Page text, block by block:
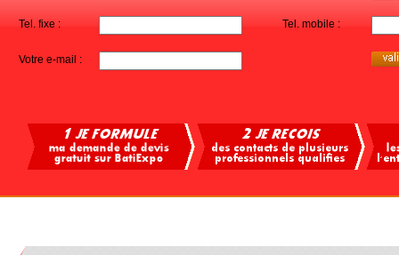
Tel. fixe : Tel. mobile :
Votre e-mail :